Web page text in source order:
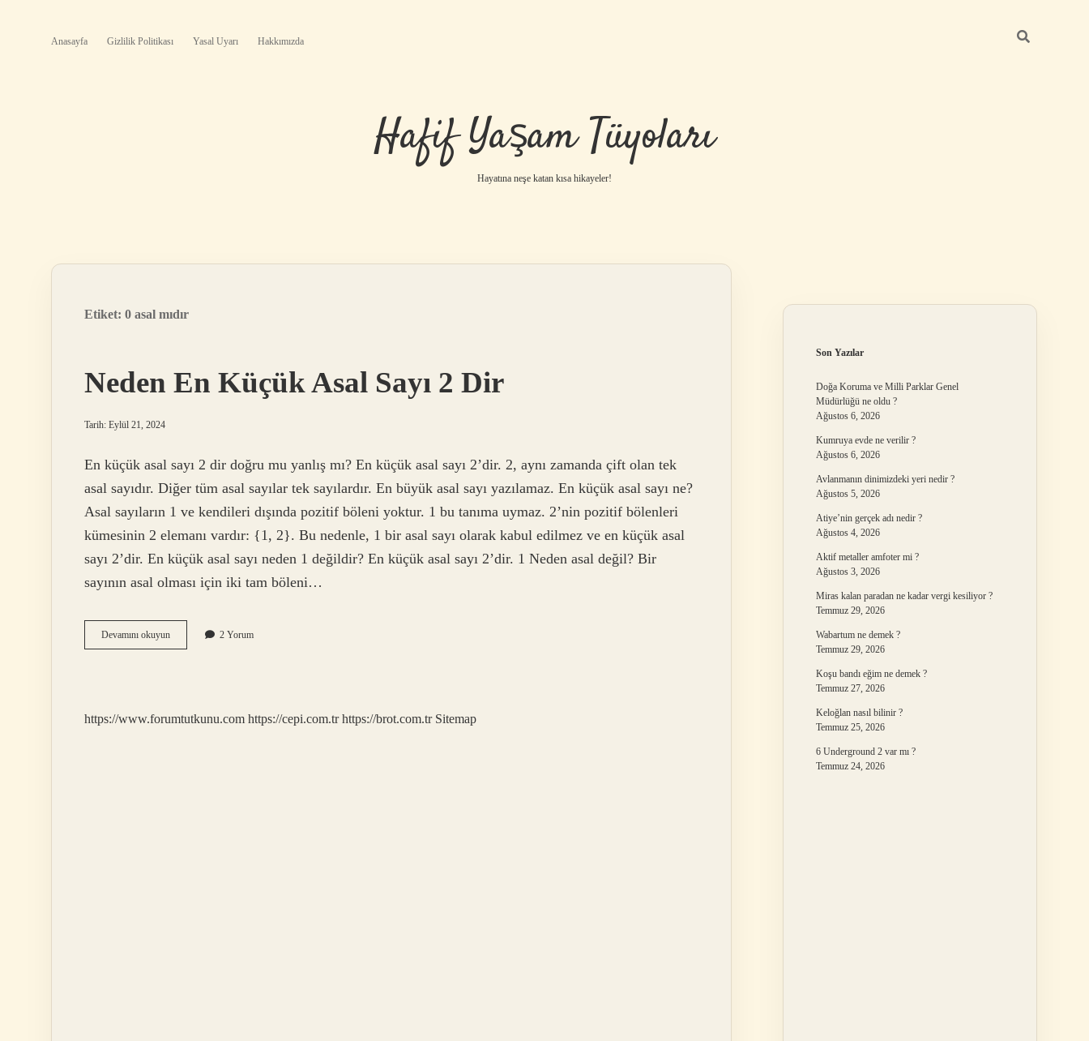
Anasayfa Gizlilik Politikası Yasal Uyarı Hakkımızda
Hafif Yaşam Tüyoları
Hayatına neşe katan kısa hikayeler!
Etiket: 0 asal mıdır
Neden En Küçük Asal Sayı 2 Dir
Tarih: Eylül 21, 2024
En küçük asal sayı 2 dir doğru mu yanlış mı? En küçük asal sayı 2’dir. 2, aynı zamanda çift olan tek
asal sayıdır. Diğer tüm asal sayılar tek sayılardır. En büyük asal sayı yazılamaz. En küçük asal sayı ne?
Asal sayıların 1 ve kendileri dışında pozitif böleni yoktur. 1 bu tanıma uymaz. 2’nin pozitif bölenleri
kümesinin 2 elemanı vardır: {1, 2}. Bu nedenle, 1 bir asal sayı olarak kabul edilmez ve en küçük asal
sayı 2’dir. En küçük asal sayı neden 1 değildir? En küçük asal sayı 2’dir. 1 Neden asal değil? Bir
sayının asal olması için iki tam böleni…
Devamını okuyunNeden
En
Dir
2 Yorum
https://www.forumtutkunu.com https://cepi.com.tr https://brot.com.tr Sitemap
Son Yazılar
Doğa Koruma ve Milli Parklar Genel
Müdürlüğü ne oldu ?
Ağustos 6, 2026
Kumruya evde ne verilir ?
Ağustos 6, 2026
Avlanmanın dinimizdeki yeri nedir ?
Ağustos 5, 2026
Atiye’nin gerçek adı nedir ?
Ağustos 4, 2026
Aktif metaller amfoter mi ?
Ağustos 3, 2026
Miras kalan paradan ne kadar vergi kesiliyor ?
Temmuz 29, 2026
Wabartum ne demek ?
Temmuz 29, 2026
Koşu bandı eğim ne demek ?
Temmuz 27, 2026
Keloğlan nasıl bilinir ?
Temmuz 25, 2026
6 Underground 2 var mı ?
Temmuz 24, 2026